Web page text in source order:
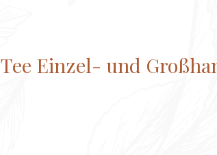
Tee Einzel- und